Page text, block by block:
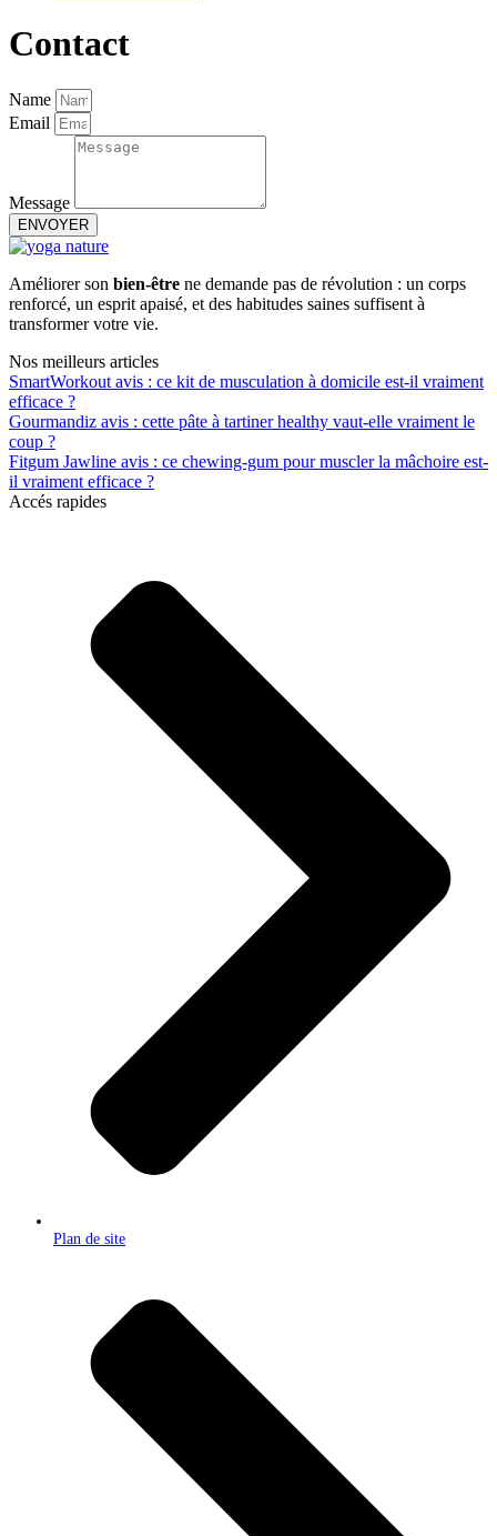
Contact
Name
Email
Message
ENVOYER
Améliorer son bien-être ne demande pas de révolution : un corps
renforcé, un esprit apaisé, et des habitudes saines suffisent à
transformer votre vie.
Nos meilleurs articles
SmartWorkout avis : ce kit de musculation à domicile est-il vraiment
efficace ?
Gourmandiz avis : cette pâte à tartiner healthy vaut-elle vraiment le
coup ?
Fitgum Jawline avis : ce chewing-gum pour muscler la mâchoire est-
il vraiment efficace ?
Accés rapides
Plan de site